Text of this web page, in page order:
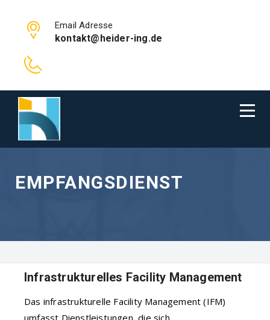
Email Adresse
kontakt@heider-ing.de
EMPFANGSDIENST
Infrastrukturelles Facility Management
Das infrastrukturelle Facility Management (IFM)
umfasst Dienstleistungen, die sich